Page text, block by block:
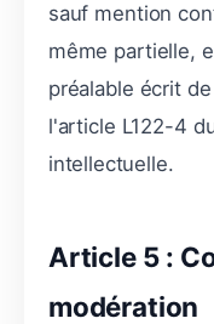
sauf mention
même partielle,
préalable écrit
l'article L122-4
intellectuelle.
Article 5 :
modération